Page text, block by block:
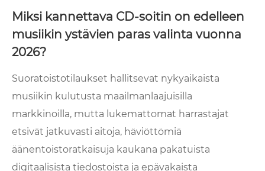
Miksi kannettava CD-soitin on edelleen
musiikin ystävien paras valinta vuonna
2026?
Suoratoistotilaukset hallitsevat nykyaikaista
musiikin kulutusta maailmanlaajuisilla
markkinoilla, mutta lukemattomat harrastajat
etsivät jatkuvasti aitoja, häviöttömiä
äänentoistoratkaisuja kaukana pakatuista
digitaalisista tiedostoista ja epävakaista